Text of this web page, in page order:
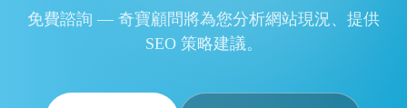
免費諮詢 — 奇寶顧問將為您分析網站現況、提供
SEO 策略建議。